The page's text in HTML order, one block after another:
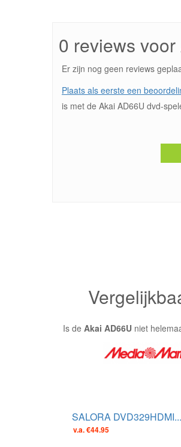
0 reviews
Er zijn nog geen reviews
Plaats als eerste een
is met de Akai AD66U dvd-
Is de Akai AD66U niet
SALORA DVD329HDMI...
v.a. €44.95